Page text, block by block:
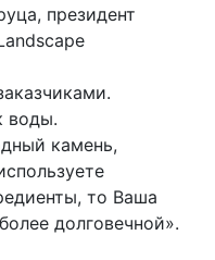
президент
воды.
камень,
то Ваша
долговечной».